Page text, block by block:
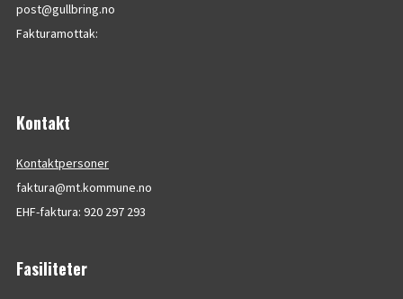
post@gullbring.no
Fakturamottak:
Kontakt
Kontaktpersoner
faktura@mt.kommune.no
EHF-faktura: 920 297 293
Fasiliteter